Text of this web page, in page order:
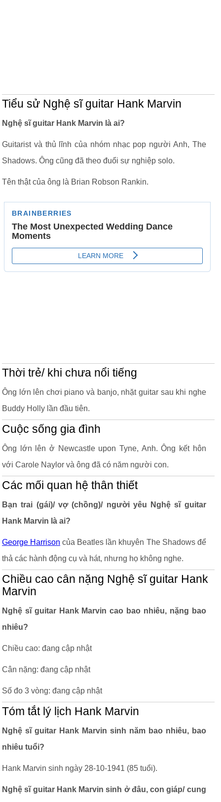
Tiểu sử Nghệ sĩ guitar Hank Marvin
Nghệ sĩ guitar Hank Marvin là ai?
Guitarist và thủ lĩnh của nhóm nhạc pop người Anh, The
Shadows. Ông cũng đã theo đuổi sự nghiệp solo.
Tên thật của ông là Brian Robson Rankin.
Thời trẻ/ khi chưa nổi tiếng
Ông lớn lên chơi piano và banjo, nhặt guitar sau khi nghe
Buddy Holly lần đầu tiên.
Cuộc sống gia đình
Ông lớn lên ở Newcastle upon Tyne, Anh. Ông kết hôn
với Carole Naylor và ông đã có năm người con.
Các mối quan hệ thân thiết
Bạn trai (gái)/ vợ (chồng)/ người yêu Nghệ sĩ guitar
Hank Marvin là ai?
George Harrison của Beatles lần khuyên The Shadows để
thả các hành động cụ và hát, nhưng họ không nghe.
Chiều cao cân nặng Nghệ sĩ guitar Hank
Marvin
Nghệ sĩ guitar Hank Marvin cao bao nhiêu, nặng bao
nhiêu?
Chiều cao: đang cập nhật
Cân nặng: đang cập nhật
Số đo 3 vòng: đang cập nhật
Tóm tắt lý lịch Hank Marvin
Nghệ sĩ guitar Hank Marvin sinh năm bao nhiêu, bao
nhiêu tuổi?
Hank Marvin sinh ngày 28-10-1941 (85 tuổi).
Nghệ sĩ guitar Hank Marvin sinh ở đâu, con giáp/ cung